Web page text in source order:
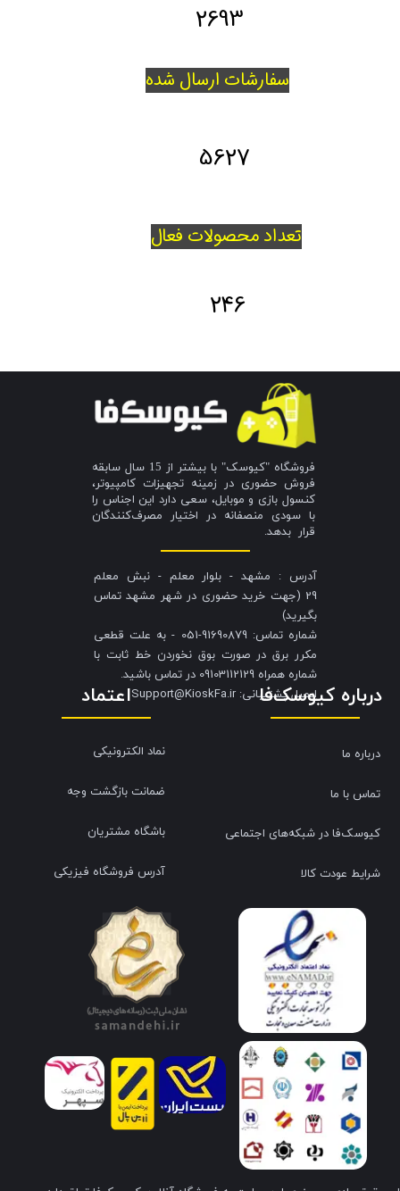
سفارشات ارسال شده
5627
تعداد محصولات فعال
2693
246
فروشگاه "کیوسک" با بیشتر از 15 سال سابقه
فروش حضوری در زمینه تجهیزات کامپیوتر،
کنسول بازی و موبایل، سعی دارد این اجناس را
با سودی منصفانه در اختیار مصرف‌کنندگان
قرار بدهد.
آدرس : مشهد - بلوار معلم - نبش معلم
29 (جهت خرید حضوری در شهر مشهد تماس
بگیرید)
شماره تماس: 91690879-051 - به علت قطعی
مکرر برق در صورت بوق نخوردن خط ثابت با
شماره همراه 09103112129 در تماس باشید.
​​​​​​​ایمیل پشتیبانی: Support@KioskFa.ir
اعتماد
نماد الکترونیکی
ضمانت بازگشت وجه
باشگاه مشتریان
آدرس فروشگاه فیزیکی
درباره کیوسک‌فا
درباره ما
تماس با ما
کیوسک‌فا در شبکه‌های اجتماعی
شرایط عودت کالا